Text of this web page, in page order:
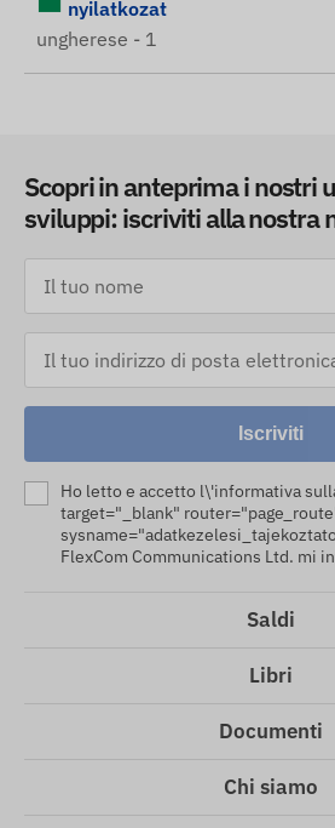
nyilatkozat
ungherese - 1
Scopri in anteprima i nostri
sviluppi: iscriviti alla nostra
Iscriviti
Ho letto e accetto l\'informativa
target="_blank"
FlexCom Communications Ltd. mi
Saldi
Libri
Documenti
Chi siamo